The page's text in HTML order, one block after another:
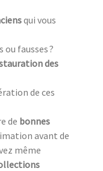
qui vous
fausses ?
des
de ces
de bonnes
avant de
même